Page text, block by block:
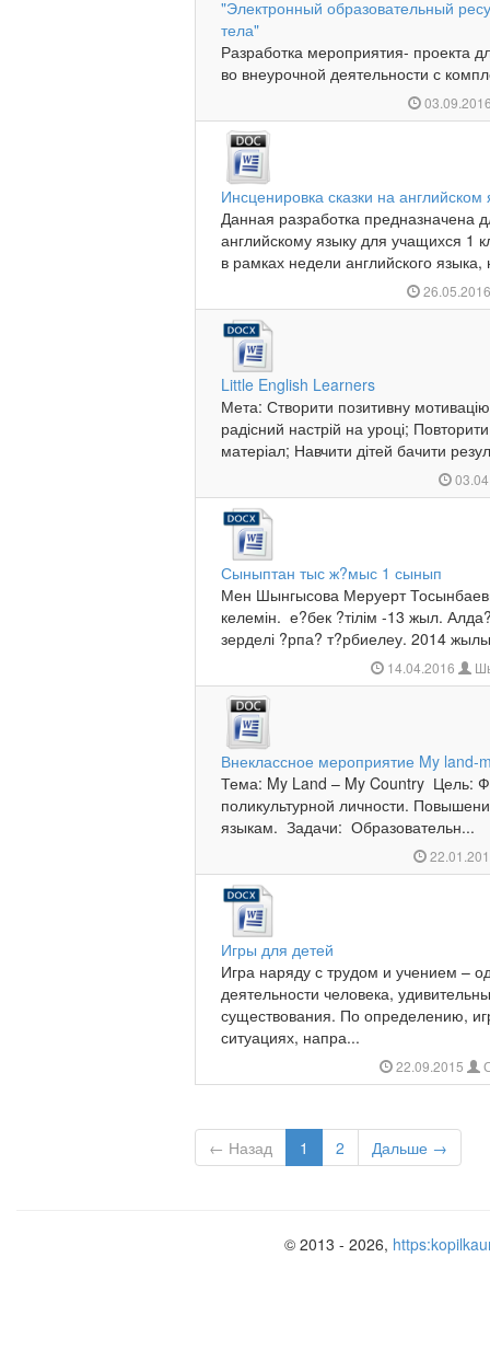
"Электронный образовательный
тела"
Разработка мероприятия- проекта
во внеурочной деятельности с
Инсценировка сказки на
Данная разработка предназначена
английскому языку для учащихся 1
в рамках недели английского
Little English Learners
Мета: Створити позитивну
радісний настрій на уроці;
матеріал; Навчити дітей бачити
Сыныптан тыс ж?мыс 1 сынып
Мен Шынгысова Меруерт
келемін. е?бек ?тілім -13 жыл.
зерделі ?рпа? т?рбиелеу. 2014
14.04.2016
Внеклассное мероприятие My land-
Тема: My Land – My Country Цель:
поликультурной личности.
языкам. Задачи: Образовательн...
Игры для детей
Игра наряду с трудом и учением –
деятельности человека,
существования. По определению,
ситуациях, напра...
22.09.2015
← Назад 1 2 Дальше →
© 2013 - 2026,